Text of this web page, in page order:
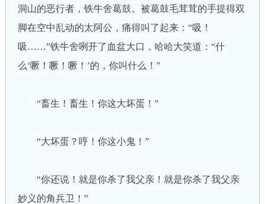
洞山的恶行者，铁牛舍葛鼓。被葛鼓毛茸茸的手提得双
脚在空中乱动的太阿公，痛得叫了起来：“吸！
吸……”铁牛舍咧开了血盆大口，哈哈大笑道：“什
么‘噘！噘！噘！’的，你叫什么！”
“畜生！畜生！你这大坏蛋！”
“大坏蛋？哼！你这小鬼！”
“你还说！就是你杀了我父亲！就是你杀了我父亲
妙义的角兵卫！”